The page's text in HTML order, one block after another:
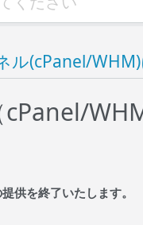
ル(cPanel/
供を終了いたします。